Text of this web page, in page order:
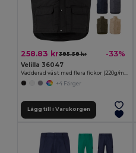
258.83 kr385.58 kr -33%
Velilla 36047
+4 Färger
Lägg till i Varukorgen